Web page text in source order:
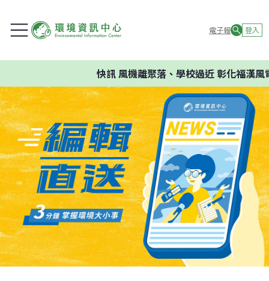
電子報 登入
快訊風機離聚落、學校過近 彰化福漢風